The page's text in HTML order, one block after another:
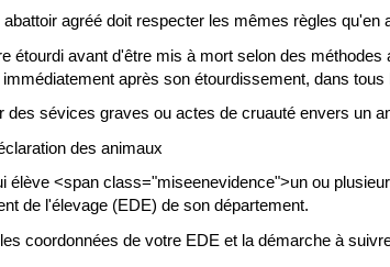
abattoir agréé doit respecter les mêmes règles
étourdi avant d'être mis à mort selon des
après son étourdissement, dans
des sévices graves ou actes de cruauté envers un
des animaux
élève <span class="miseenevidence">un ou
de l'élevage (EDE) de son département.
coordonnées de votre EDE et la démarche à